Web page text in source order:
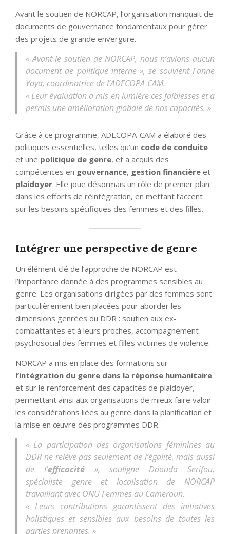
Avant le soutien de NORCAP, l’organisation manquait de
documents de gouvernance fondamentaux pour gérer
des projets de grande envergure.
« Avant le soutien de NORCAP, nous n’avions aucun
document de politique interne », se souvient Fanne
Yaya, coordinatrice de l’ADECOPA-CAM.
« Leur évaluation a mis en lumière ces faiblesses et a
permis une amélioration globale de nos capacités. »
Grâce à ce programme, ADECOPA-CAM a élaboré des
politiques essentielles, telles qu’un code de conduite
et une politique de genre, et a acquis des
compétences en gouvernance, gestion financière et
plaidoyer. Elle joue désormais un rôle de premier plan
dans les efforts de réintégration, en mettant l’accent
sur les besoins spécifiques des femmes et des filles.
Intégrer une perspective de genre
Un élément clé de l’approche de NORCAP est
l’importance donnée à des programmes sensibles au
genre. Les organisations dirigées par des femmes sont
particulièrement bien placées pour aborder les
dimensions genrées du DDR : soutien aux ex-
combattantes et à leurs proches, accompagnement
psychosocial des femmes et filles victimes de violence.
NORCAP a mis en place des formations sur
l’intégration du genre dans la réponse humanitaire
et sur le renforcement des capacités de plaidoyer,
permettant ainsi aux organisations de mieux faire valoir
les considérations liées au genre dans la planification et
la mise en œuvre des programmes DDR.
« La participation des organisations féminines au
DDR ne relève pas seulement de l’égalité, mais aussi
de l’efficacité», souligne Daouda Serifou,
spécialiste genre et localisation de NORCAP
travaillant avec ONU Femmes au Cameroun.
« Leurs contributions garantissent des initiatives
holistiques et sensibles aux besoins de toutes les
parties prenantes. »